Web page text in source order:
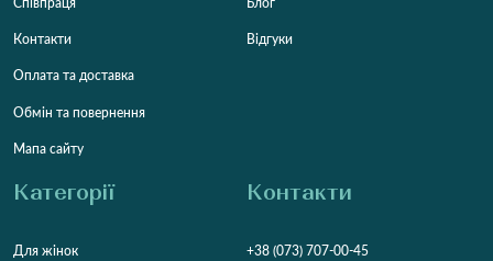
Контакти
Оплата та доставка
Обмін та повернення
Мапа сайту
Відгуки
Категорії
Для жінок
Контакти
+38 (073) 707-00-45